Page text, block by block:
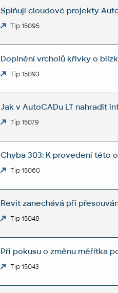
Splňují cloudové projekty
Tip 15095
Doplnění vrcholů křivky o
Tip 15093
Jak v AutoCADu LT nahradit
Tip 15079
Chyba 303: K provedení této
Tip 15060
Revit zanechává při
Tip 15048
Při pokusu o změnu měřítka
Tip 15043